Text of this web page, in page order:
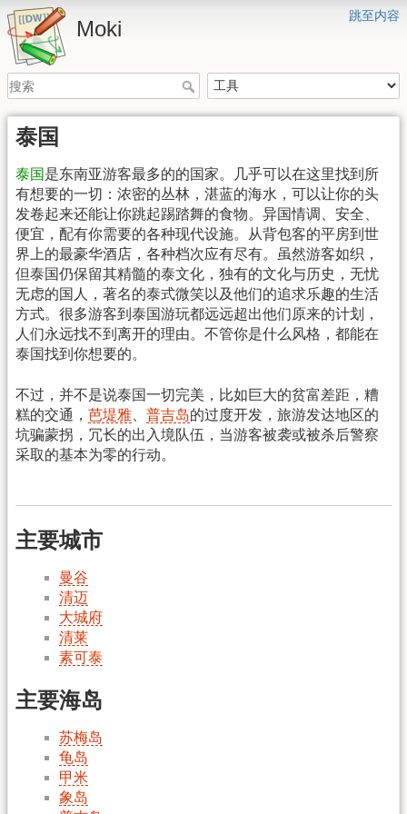
跳至内容
Moki
泰国
泰国是东南亚游客最多的的国家。几乎可以在这里找到所
有想要的一切：浓密的丛林，湛蓝的海水，可以让你的头
发卷起来还能让你跳起踢踏舞的食物。异国情调、安全、
便宜，配有你需要的各种现代设施。从背包客的平房到世
界上的最豪华酒店，各种档次应有尽有。虽然游客如织，
但泰国仍保留其精髓的泰文化，独有的文化与历史，无忧
无虑的国人，著名的泰式微笑以及他们的追求乐趣的生活
方式。很多游客到泰国游玩都远远超出他们原来的计划，
人们永远找不到离开的理由。不管你是什么风格，都能在
泰国找到你想要的。
不过，并不是说泰国一切完美，比如巨大的贫富差距，糟
糕的交通， 芭堤雅 普吉岛的过度开发，旅游发达地区的
坑骗蒙拐，冗长的出入境队伍，当游客被袭或被杀后警察
采取的基本为零的行动。
主要城市
曼谷
清迈
大城府
清莱
素可泰
主要海岛
苏梅岛
龟岛
甲米
象岛